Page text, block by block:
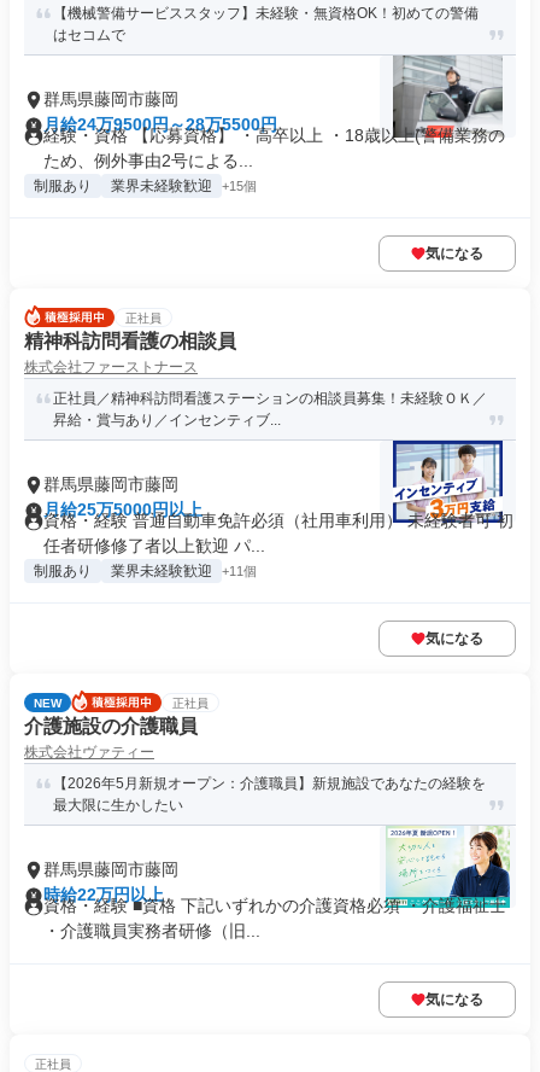
【機械警備サービススタッフ】未経験・無資格OK！初めての警備
はセコムで
群馬県藤岡市藤岡
月給24万9500円～28万5500円
経験・資格 【応募資格】 ・高卒以上 ・18歳以上(警備業務の
ため、例外事由2号による...
制服あり 業界未経験歓迎 +15個
気になる
正社員
精神科訪問看護の相談員
株式会社ファーストナース
正社員／精神科訪問看護ステーションの相談員募集！未経験ＯＫ／
昇給・賞与あり／インセンティブ...
群馬県藤岡市藤岡
月給25万5000円以上
資格・経験 普通自動車免許必須（社用車利用） 未経験者可 初
任者研修修了者以上歓迎 パ...
制服あり 業界未経験歓迎 +11個
気になる
NEW 正社員
介護施設の介護職員
株式会社ヴァティー
【2026年5月新規オープン：介護職員】新規施設であなたの経験を
最大限に生かしたい
群馬県藤岡市藤岡
時給22万円以上
資格・経験 ■資格 下記いずれかの介護資格必須 ・介護福祉士
・介護職員実務者研修（旧...
気になる
正社員